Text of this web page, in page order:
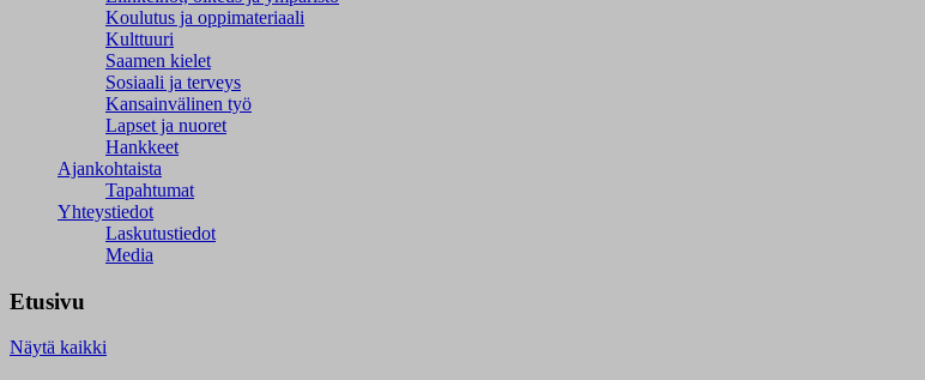
Koulutus ja oppimateriaali
Kulttuuri
Saamen kielet
Sosiaali ja terveys
Kansainvälinen työ
Lapset ja nuoret
Hankkeet
Ajankohtaista
Tapahtumat
Yhteystiedot
Laskutustiedot
Media
Etusivu
Näytä kaikki